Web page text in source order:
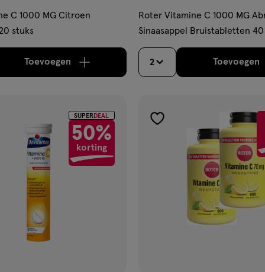
C 1000 MG Citroen
stuks
Toevoegenverhoog aantal met één, Limiet bereikt.Je kan
Roter Vitamine C 1000 MG
Sinaasappel Bruistabletten
2 Toevoegen
SUPER DEAL
50%
korting
toevoegen
verlanglijst